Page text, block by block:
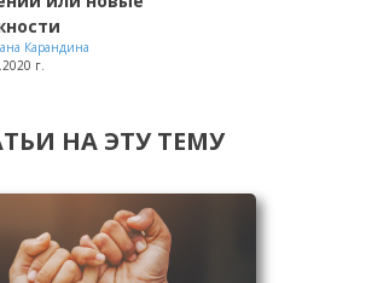
Карандина
г.
НА ЭТУ ТЕМУ